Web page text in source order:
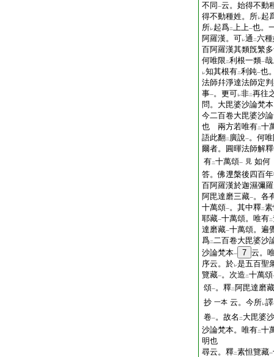
不同 一云。始得不動
得不動種姓。所レ起
所レ起爲二上上一也。
阿羅漢。可レ通 二六
百阿羅漢其類旣繁
何唯限 二利根一類一
レ知其根有二利鈍一也
法師幷淨達法師定
事一。更可レ非二再往
問。大毘婆沙論梵
今二百卷大毘婆沙
也 兩方若唯有二十
語此翻二 廣說一。何
爾者。圓暉法師解
有二十萬頌一 見 如何
答。佛𣵀槃後四百
百阿羅漢於迦濕彌
阿毘達磨三藏一。各
十萬頌一。其中釋二
耶藏一十萬頌。唯有二
達磨藏一十萬頌。遍
爲二二百卷大毘婆沙
沙論梵本一 7 云。
序云。於レ是五百聖
覽藏一。次造 二十萬頌
頌一。釋二 阿毘達磨藏
抄 一本 云。今所レ
卷一。故名 二 大毘婆沙
沙論梵本。唯有二十
明也
尋云。釋二素怛覽藏一